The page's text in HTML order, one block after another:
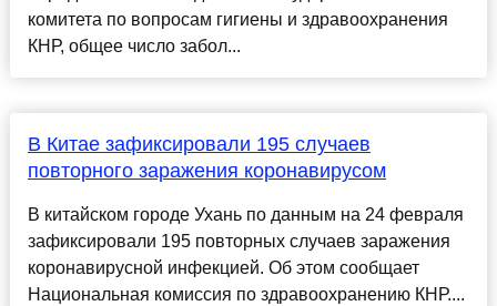
комитета по вопросам гигиены и здравоохранения
КНР, общее число забол...
В Китае зафиксировали 195 случаев
повторного заражения коронавирусом
В китайском городе Ухань по данным на 24 февраля
зафиксировали 195 повторных случаев заражения
коронавирусной инфекцией. Об этом сообщает
Национальная комиссия по здравоохранению КНР....